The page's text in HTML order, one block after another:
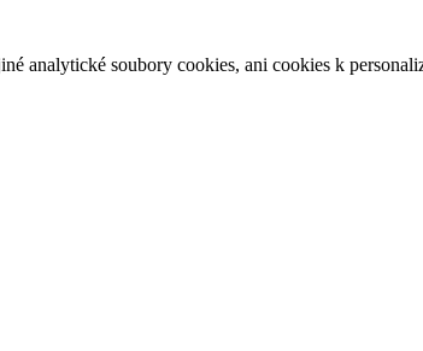
analytické soubory cookies, ani cookies k